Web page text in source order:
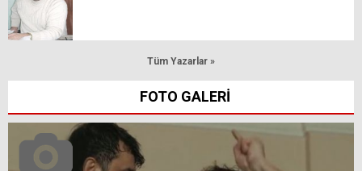
Tüm Yazarlar »
FOTO GALERİ